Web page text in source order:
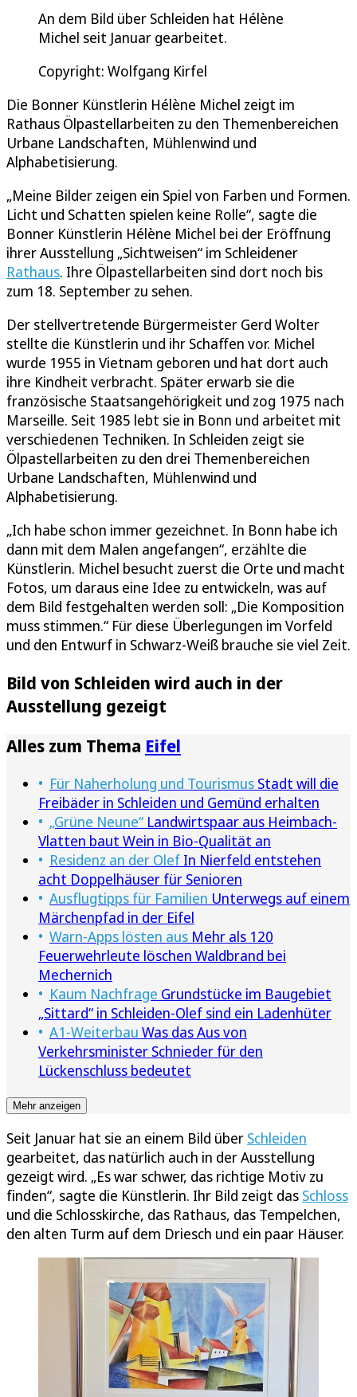
An dem Bild über Schleiden hat Hélène
Michel seit Januar gearbeitet.
Copyright: Wolfgang Kirfel
Die Bonner Künstlerin Hélène Michel zeigt im
Rathaus Ölpastellarbeiten zu den Themenbereichen
Urbane Landschaften, Mühlenwind und
Alphabetisierung.
„Meine Bilder zeigen ein Spiel von Farben und Formen.
Licht und Schatten spielen keine Rolle“, sagte die
Bonner Künstlerin Hélène Michel bei der Eröffnung
ihrer Ausstellung „Sichtweisen“ im Schleidener
Rathaus. Ihre Ölpastellarbeiten sind dort noch bis
zum 18. September zu sehen.
Der stellvertretende Bürgermeister Gerd Wolter
stellte die Künstlerin und ihr Schaffen vor. Michel
wurde 1955 in Vietnam geboren und hat dort auch
ihre Kindheit verbracht. Später erwarb sie die
französische Staatsangehörigkeit und zog 1975 nach
Marseille. Seit 1985 lebt sie in Bonn und arbeitet mit
verschiedenen Techniken. In Schleiden zeigt sie
Ölpastellarbeiten zu den drei Themenbereichen
Urbane Landschaften, Mühlenwind und
Alphabetisierung.
„Ich habe schon immer gezeichnet. In Bonn habe ich
dann mit dem Malen angefangen“, erzählte die
Künstlerin. Michel besucht zuerst die Orte und macht
Fotos, um daraus eine Idee zu entwickeln, was auf
dem Bild festgehalten werden soll: „Die Komposition
muss stimmen.“ Für diese Überlegungen im Vorfeld
und den Entwurf in Schwarz-Weiß brauche sie viel Zeit.
Bild von Schleiden wird auch in der
Ausstellung gezeigt
Alles zum Thema Eifel
Für Naherholung und Tourismus Stadt will die
Freibäder in Schleiden und Gemünd erhalten
„Grüne Neune“ Landwirtspaar aus Heimbach-
Vlatten baut Wein in Bio-Qualität an
Residenz an der Olef In Nierfeld entstehen
acht Doppelhäuser für Senioren
Ausflugtipps für Familien Unterwegs auf einem
Märchenpfad in der Eifel
Warn-Apps lösten aus Mehr als 120
Feuerwehrleute löschen Waldbrand bei
Mechernich
Kaum Nachfrage Grundstücke im Baugebiet
„Sittard“ in Schleiden-Olef sind ein Ladenhüter
A1-Weiterbau Was das Aus von
Verkehrsminister Schnieder für den
Lückenschluss bedeutet
Mehr anzeigen
Seit Januar hat sie an einem Bild über Schleiden
gearbeitet, das natürlich auch in der Ausstellung
gezeigt wird. „Es war schwer, das richtige Motiv zu
finden“, sagte die Künstlerin. Ihr Bild zeigt das Schloss
und die Schlosskirche, das Rathaus, das Tempelchen,
den alten Turm auf dem Driesch und ein paar Häuser.